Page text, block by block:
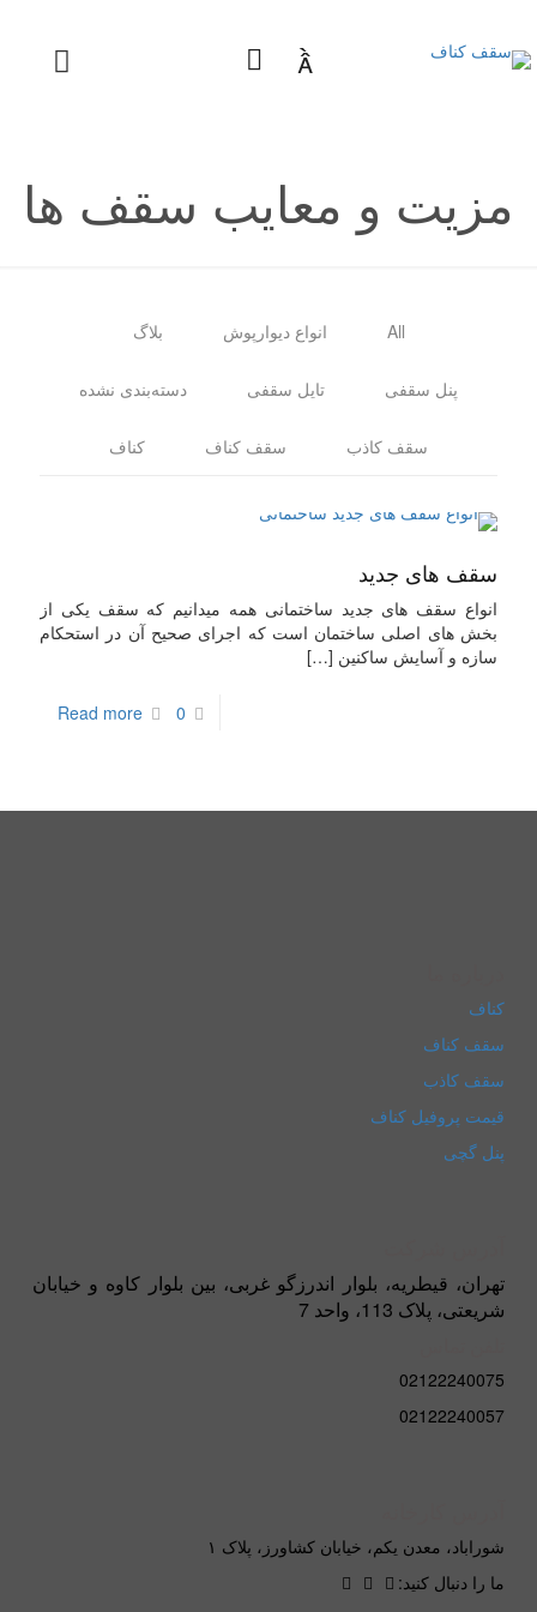

مزیت و معایب سقف ها
All انواع دیوارپوش بلاگ
پنل سقفی تایل سقفی دسته‌بندی نشده
سقف کاذب سقف کناف کناف
سقف های جدید
انواع سقف های جدید ساختمانی همه میدانیم که سقف یکی از
بخش های اصلی ساختمان است که اجرای صحیح آن در استحکام
سازه و آسایش ساکنین […]
0
Read more
کناف
سقف کناف
سقف کاذب
قیمت پروفیل کناف
پنل گچی
تهران، قیطریه، بلوار اندرزگو غربی، بین بلوار کاوه و خیابان
شریعتی، پلاک 113، واحد 7
02122240075
02122240057
شوراباد، معدن یکم، خیابان کشاورز، پلاک ۱
ما را دنبال کنید: